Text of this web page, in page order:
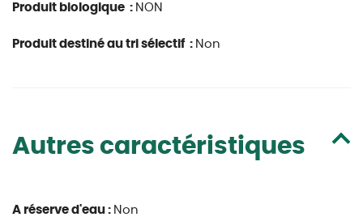
Produit biologique : NON
Produit destiné au tri sélectif : Non
Autres caractéristiques
A réserve d'eau : Non